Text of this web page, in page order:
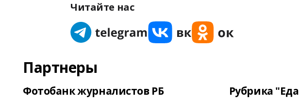
Читайте нас
Партнеры
Фотобанк журналистов РБ Рубрика